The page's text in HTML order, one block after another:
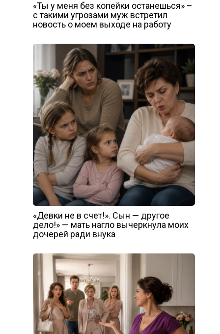
«Ты у меня без копейки останешься» –
с такими угрозами муж встретил
новость о моем выходе на работу
«Девки не в счет!». Сын — другое
дело!» — мать нагло вычеркнула моих
дочерей ради внука